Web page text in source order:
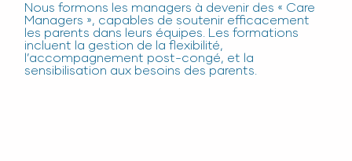
Nous formons les managers à devenir des « Care
Managers », capables de soutenir efficacement
les parents dans leurs équipes. Les formations
incluent la gestion de la flexibilité,
l’accompagnement post-congé, et la
sensibilisation aux besoins des parents.